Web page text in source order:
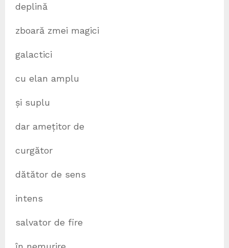
deplină
zboară zmei magici
galactici
cu elan amplu
și suplu
dar amețitor de
curgător
dătător de sens
intens
salvator de fire